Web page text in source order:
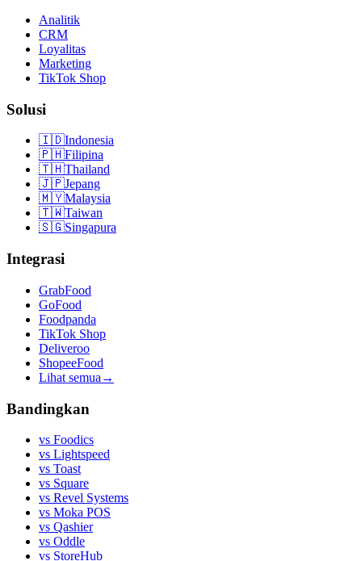
Analitik
CRM
Loyalitas
Marketing
TikTok Shop
Solusi
🇮🇩Indonesia
🇵🇭Filipina
🇹🇭Thailand
🇯🇵Jepang
🇲🇾Malaysia
🇹🇼Taiwan
🇸🇬Singapura
Integrasi
GrabFood
GoFood
Foodpanda
TikTok Shop
Deliveroo
ShopeeFood
Lihat semua →
Bandingkan
vs Foodics
vs Lightspeed
vs Toast
vs Square
vs Revel Systems
vs Moka POS
vs Qashier
vs Oddle
vs StoreHub